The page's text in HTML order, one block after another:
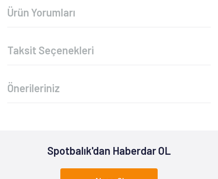
Ürün Yorumları
Taksit Seçenekleri
Önerileriniz
Spotbalık'dan Haberdar OL